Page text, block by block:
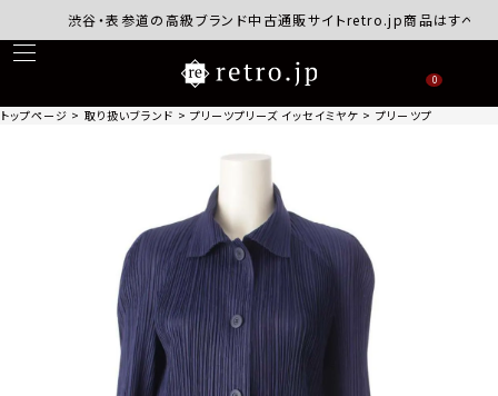
渋谷・表参道の高級ブランド中古通販サイトretro.jp商品はすべて正規
0
トップページ 取り扱いブランド プリーツプリーズ イッセイミヤケ プリーツプリーズ イ